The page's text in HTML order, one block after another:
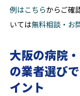
例はこちらからご確
いては無料相談・お
大阪の病院
の業者選び
イント